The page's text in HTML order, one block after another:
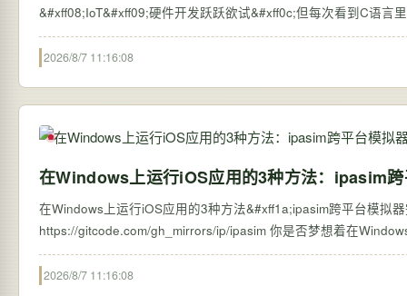
&#xff08;IoT&#xff09;硬件开发跃跃欲试&#xff0c;但每次看到C语
2026/8/7 11:16:08
在Windows上运行iOS应用的3种方法：ipasim
在Windows上运行iOS应用的3种方法&#xff1a;ipasim跨平台模拟器完
https://gitcode.com/gh_mirrors/ip/
2026/8/7 11:16:08